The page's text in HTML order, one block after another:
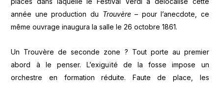
année une production du Trouvère– pour l’anecdote, ce
même ouvrage inaugura la salle le 26 octobre 1861.
Un Trouvère de seconde zone ? Tout porte au premier
abord à le penser. L’exiguïté de la fosse impose un
orchestre en formation réduite. Faute de place, les